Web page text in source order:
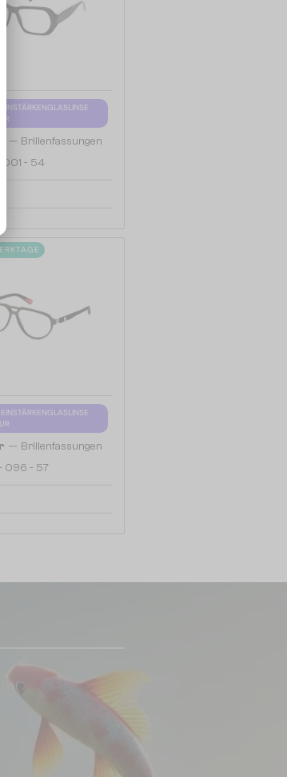
EINSTÄRKENGLASLINSE
— Brillenfassungen
001 - 54
— Brillenfassungen
096 - 57